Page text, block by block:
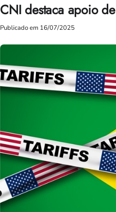
CNI destaca apoio
Publicado em 16/07/2025